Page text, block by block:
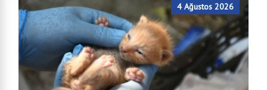
4 Ağustos 2026